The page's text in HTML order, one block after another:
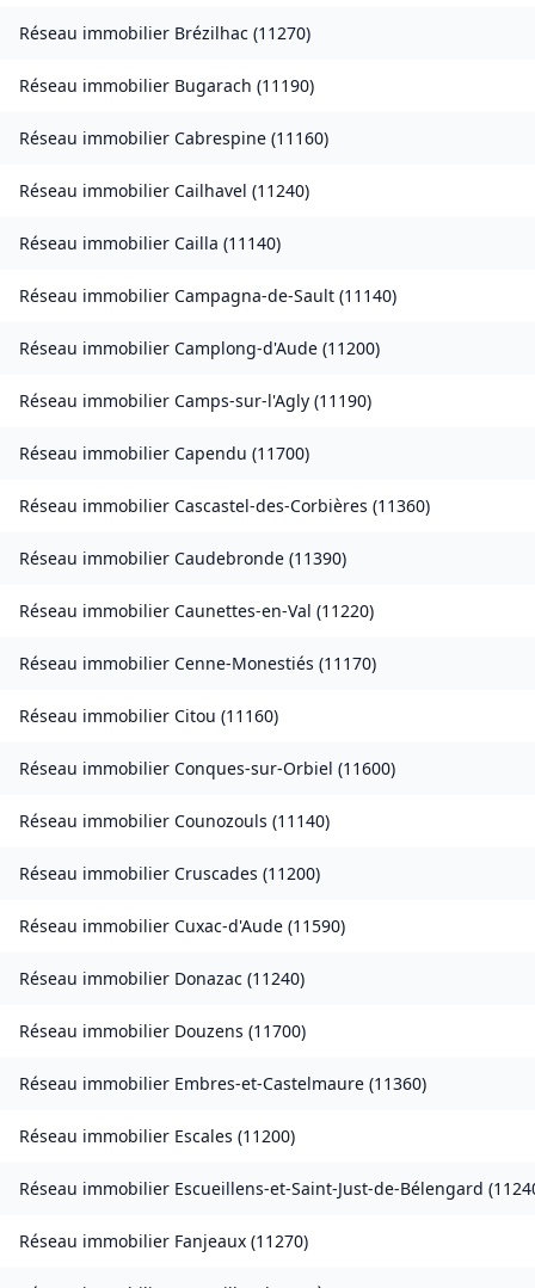
Réseau immobilier Brézilhac (11270)
Réseau immobilier Bugarach (11190)
Réseau immobilier Cabrespine (11160)
Réseau immobilier Cailhavel (11240)
Réseau immobilier Cailla (11140)
Réseau immobilier Campagna-de-Sault (11140)
Réseau immobilier Camplong-d'Aude (11200)
Réseau immobilier Camps-sur-l'Agly (11190)
Réseau immobilier Capendu (11700)
Réseau immobilier Cascastel-des-Corbières (11360)
Réseau immobilier Caudebronde (11390)
Réseau immobilier Caunettes-en-Val (11220)
Réseau immobilier Cenne-Monestiés (11170)
Réseau immobilier Citou (11160)
Réseau immobilier Conques-sur-Orbiel (11600)
Réseau immobilier Counozouls (11140)
Réseau immobilier Cruscades (11200)
Réseau immobilier Cuxac-d'Aude (11590)
Réseau immobilier Donazac (11240)
Réseau immobilier Douzens (11700)
Réseau immobilier Embres-et-Castelmaure (11360)
Réseau immobilier Escales (11200)
Réseau immobilier Escueillens-et-Saint-Just-de-Bélengard (
Réseau immobilier Fanjeaux (11270)